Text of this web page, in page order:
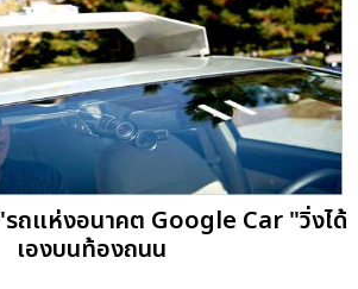
ถแห่งอนาคต Google Car "วิ่งได้
เองบนท้องถนน